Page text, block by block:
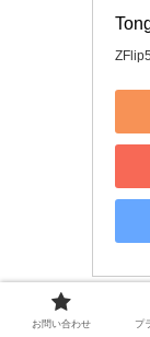
お問い合わせ プ